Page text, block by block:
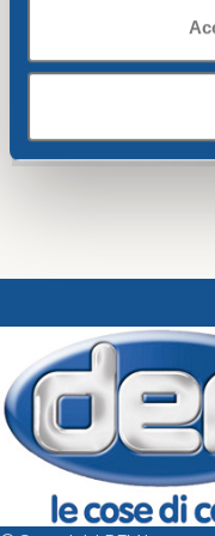
Ho.re.ca - Smarty
1,88€
Add To Cart